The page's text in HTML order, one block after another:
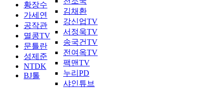
김채환
강신업TV
서정욱TV
송국건TV
전여옥TV
팩맨TV
누리PD
샤인튜브
황장수
가세연
공작관
멸콩TV
문틀란
성제준
NTDK
BJ톨